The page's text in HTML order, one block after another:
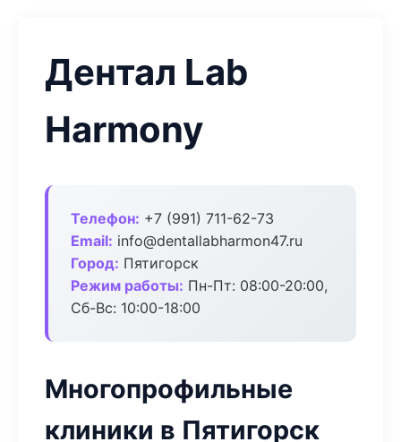
Дентал Lab
Harmony
Телефон: +7 (991) 711-62-73
Email: info@dentallabharmon47.ru
Город: Пятигорск
Режим работы: Пн-Пт: 08:00-20:00,
Сб-Вс: 10:00-18:00
Многопрофильные
клиники в Пятигорск